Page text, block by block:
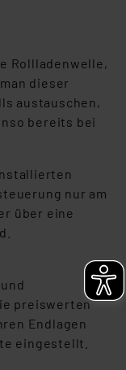
Rollladenwelle,
dieser
austauschen,
bereits bei
nur am
über eine
preiswerten
Endlagen
eingestellt.